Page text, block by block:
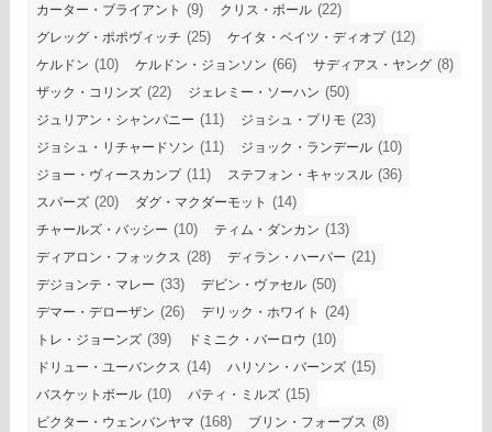
カーター・ブライアント (9) クリス・ポール (22)
グレッグ・ポポヴィッチ (25) ケイタ・ベイツ・ディオプ(12)
ケルドン (10) ケルドン・ジョンソン (66) サディアス・ヤング (8)
ザック・コリンズ (22) ジェレミー・ソーハン (50)
ジュリアン・シャンパニー (11) ジョシュ・プリモ (23)
ジョシュ・リチャードソン (11) ジョック・ランデール (10)
ジョー・ヴィースカンプ(11) ステフォン・キャッスル (36)
スパーズ (20) ダグ・マクダーモット (14)
チャールズ・バッシー (10) ティム・ダンカン (13)
ディアロン・フォックス (28) ディラン・ハーパー (21)
デジョンテ・マレー (33) デビン・ヴァセル (50)
デマー・デローザン (26) デリック・ホワイト (24)
トレ・ジョーンズ (39) ドミニク・バーロウ (10)
ドリュー・ユーバンクス (14) ハリソン・バーンズ (15)
バスケットボール (10) パティ・ミルズ (15)
ビクター・ウェンバンヤマ (168) ブリン・フォーブス (8)